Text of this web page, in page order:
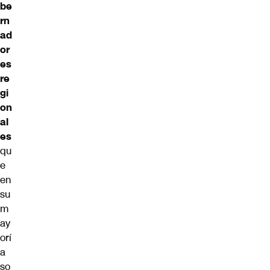
be
rn
ad
or
es
re
gi
on
al
es
qu
e
en
su
m
ay
orí
a
so